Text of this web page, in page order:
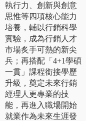
執行力、創新與創意
思惟等四項核心能力
培養，輔以行銷科學
實驗，成為行銷人才
市場炙手可熱的新尖
兵；再搭配「4+1學碩
一貫」課程銜接學歷
升級，奠定未來行銷
經理人更專業的技
能，再進入職場開始
就業作為未來生涯發